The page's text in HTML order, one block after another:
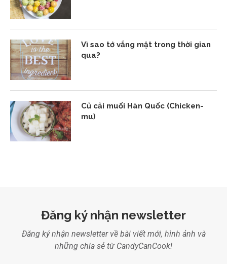
Vì sao tớ vắng mặt trong thời gian
qua?
Củ cải muối Hàn Quốc (Chicken-
mu)
Đăng ký nhận newsletter
Đăng ký nhận newsletter về bài viết mới, hình ảnh và
những chia sẻ từ CandyCanCook!